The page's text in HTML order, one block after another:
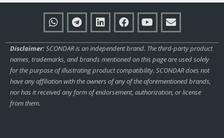
Disclaimer:SCONDAR is an independent brand. The third-party product
names, trademarks, and brands mentioned on this page are used solely
for the purpose of illustrating product compatibility. SCONDAR does not
have any affiliation with the owners of any of the aforementioned brands,
nor has it received any form of endorsement, authorization, or license
from them.